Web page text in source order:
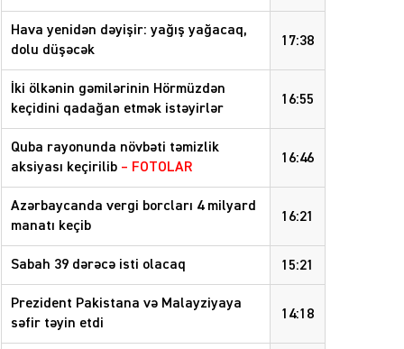
17:38
Hava yenidən dəyişir: yağış yağacaq,
dolu düşəcək
16:55
İki ölkənin gəmilərinin Hörmüzdən
keçidini qadağan etmək istəyirlər
16:46
Quba rayonunda növbəti təmizlik
aksiyası keçirilib – FOTOLAR
16:21
Azərbaycanda vergi borcları 4 milyard
manatı keçib
15:21
Sabah 39 dərəcə isti olacaq
14:18
Prezident Pakistana və Malayziyaya
səfir təyin etdi